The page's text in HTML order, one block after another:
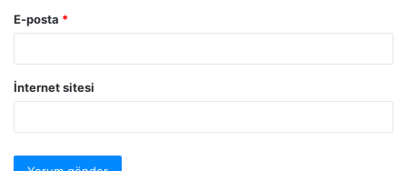
E-posta *
İnternet sitesi